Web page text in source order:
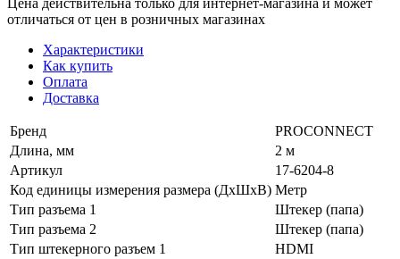
отличаться от цен в розничных магазинах
Характеристики
Как купить
Оплата
Доставка
Бренд
PROCONNECT
Длина, мм
2 м
Артикул
17-6204-8
Код единицы измерения размера (ДхШхВ) Метр
Тип разъема 1
Штекер (папа)
Тип разъема 2
Штекер (папа)
Тип штекерного разъем 1
HDMI